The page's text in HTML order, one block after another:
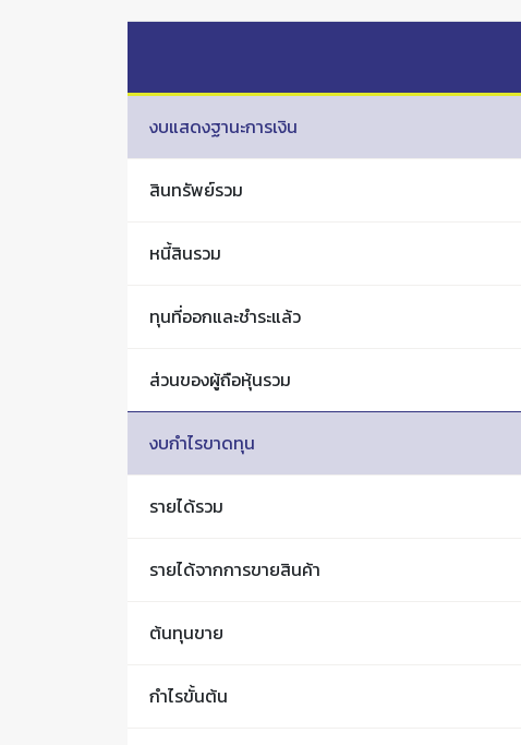
งบแสดงฐานะการเงิน
สินทรัพย์รวม
หนี้สินรวม
ทุนที่ออกและชำระแล้ว
ส่วนของผู้ถือหุ้นรวม
งบกำไรขาดทุน
รายได้รวม
รายได้จากการขายสินค้า
ต้นทุนขาย
กำไรขั้นต้น